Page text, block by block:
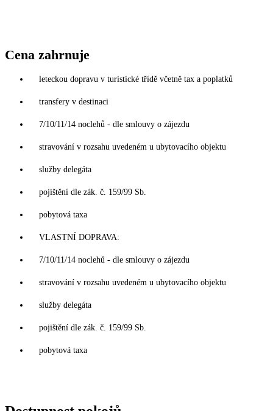
Cena zahrnuje
leteckou dopravu v turistické třídě včetně tax a poplatků
transfery v destinaci
7/10/11/14 noclehů - dle smlouvy o zájezdu
stravování v rozsahu uvedeném u ubytovacího objektu
služby delegáta
pojištění dle zák. č. 159/99 Sb.
pobytová taxa
VLASTNÍ DOPRAVA:
7/10/11/14 noclehů - dle smlouvy o zájezdu
stravování v rozsahu uvedeném u ubytovacího objektu
služby delegáta
pojištění dle zák. č. 159/99 Sb.
pobytová taxa